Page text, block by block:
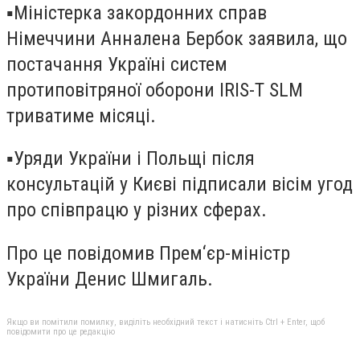
▪️Міністерка закордонних справ
Німеччини Анналена Бербок заявила, що
постачання Україні систем
протиповітряної оборони IRIS-T SLM
триватиме місяці.
▪️Уряди України і Польщі після
консультацій у Києві підписали вісім угод
про співпрацю у різних сферах.
Про це повідомив Прем‘єр-міністр
України Денис Шмигаль.
Якщо ви помітили помилку, виділіть необхідний текст і натисніть Ctrl + Enter, щоб
повідомити про це редакцію